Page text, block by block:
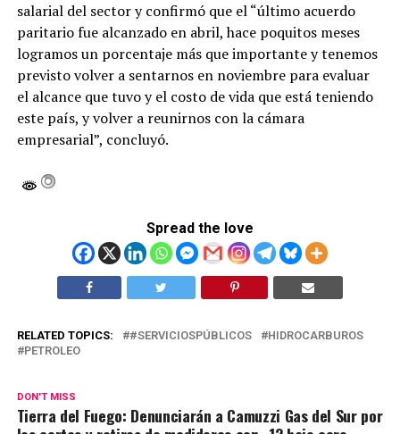
salarial del sector y confirmó que el “último acuerdo
paritario fue alcanzado en abril, hace poquitos meses
logramos un porcentaje más que importante y tenemos
previsto volver a sentarnos en noviembre para evaluar
el alcance que tuvo y el costo de vida que está teniendo
este país, y volver a reunirnos con la cámara
empresarial”, concluyó.
Spread the love
RELATED TOPICS: #SERVICIOSPÚBLICOS
HIDROCARBUROS
PETROLEO
DON'T MISS
Tierra del Fuego: Denunciarán a Camuzzi Gas del Sur por